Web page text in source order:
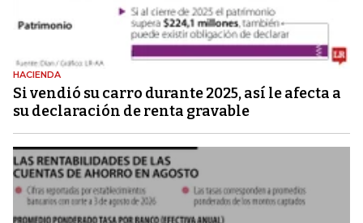
HACIENDA
Si vendió su carro durante 2025, así le afecta a
su declaración de renta gravable